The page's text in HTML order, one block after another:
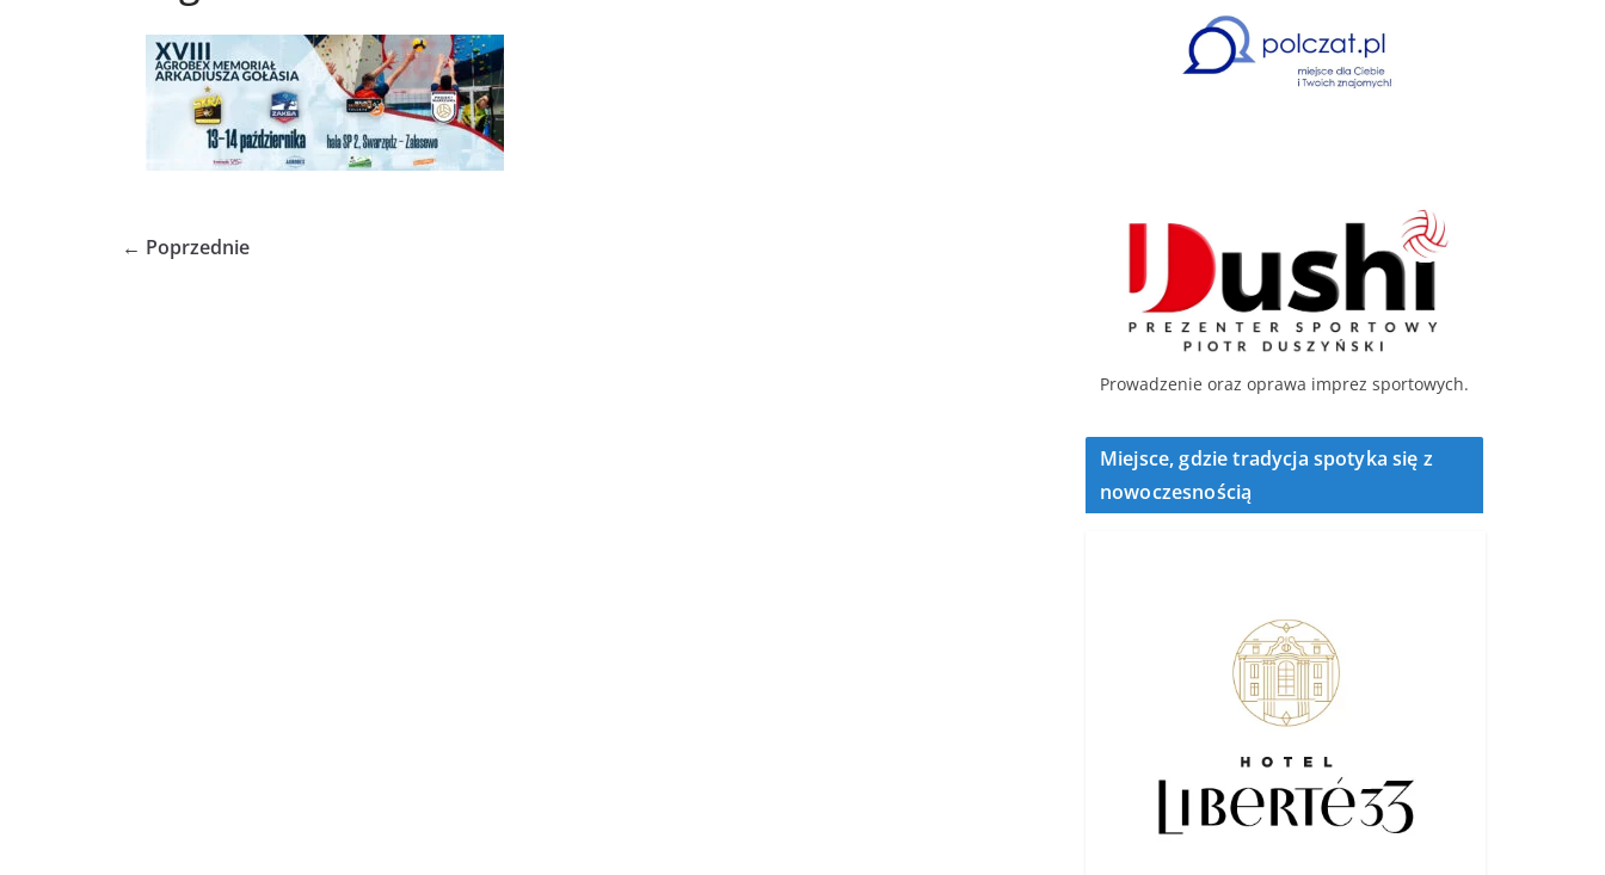
← Poprzednie
Prowadzenie oraz oprawa imprez sportowych.
Miejsce, gdzie tradycja spotyka się z
nowoczesnością